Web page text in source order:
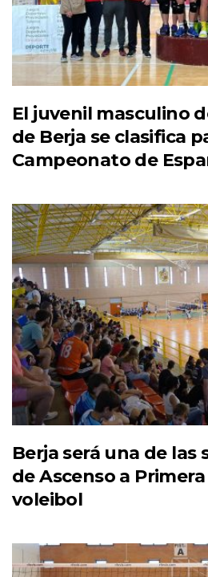
El juvenil masculino
de Berja se clasifica
Campeonato de
Berja será una de las
de Ascenso a
voleibol